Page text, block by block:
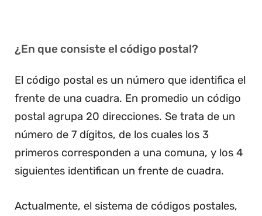
¿En que consiste el código postal?
El código postal es un número que identifica el
frente de una cuadra. En promedio un código
postal agrupa 20 direcciones. Se trata de un
número de 7 dígitos, de los cuales los 3
primeros corresponden a una comuna, y los 4
siguientes identifican un frente de cuadra.
Actualmente, el sistema de códigos postales,